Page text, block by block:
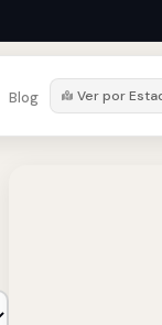
Blog